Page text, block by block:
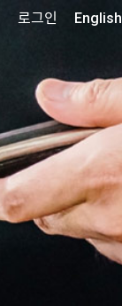
로그인 English